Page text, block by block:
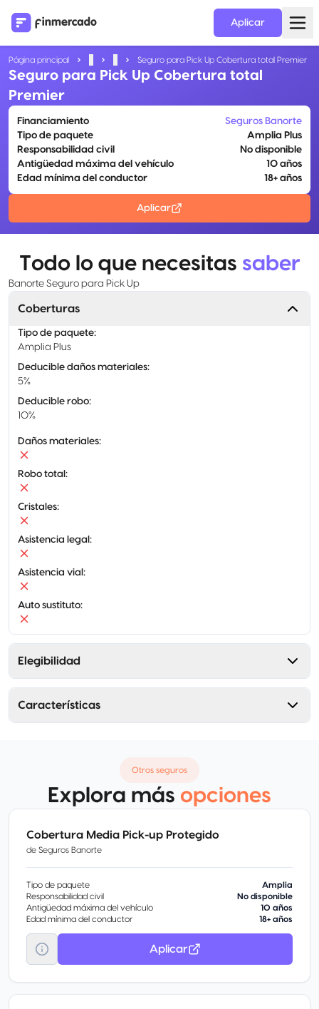
Aplicar
Página principal Seguro para Pick Up Cobertura total Premier
Seguro para Pick Up Cobertura total
Premier
Financiamiento
Seguros Banorte
Tipo de paquete
Amplia Plus
Responsabilidad civil
No disponible
Antigüedad máxima del vehículo
10 años
Edad mínima del conductor
18+ años
Aplicar
Todo lo que necesitas saber
Banorte Seguro para Pick Up
Coberturas
Tipo de paquete:
Amplia Plus
Deducible daños materiales:
5%
Deducible robo:
10%
Daños materiales:
Robo total :
Cristales:
Asistencia legal :
Asistencia vial :
Auto sustituto:
Elegibilidad
Características
Otros seguros
Explora más opciones
Cobertura Media Pick-up Protegido
de Seguros Banorte
Tipo de paquete
Amplia
Responsabilidad civil
No disponible
Antigüedad máxima del vehículo
10 años
Edad mínima del conductor
18+ años
Aplicar